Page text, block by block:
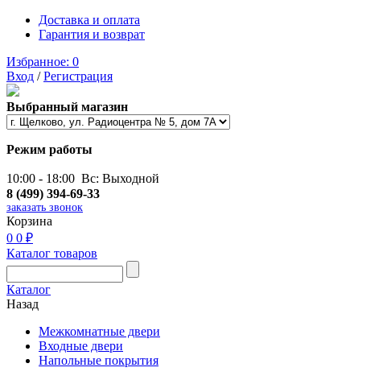
Доставка и оплата
Гарантия и возврат
Избранное: 0
Вход /Регистрация
Выбранный магазин
Режим работы
10:00 - 18:00 Вс: Выходной
8 (499) 394-69-33
заказать звонок
Корзина
0 0 ₽
Каталог товаров
Каталог
Назад
Межкомнатные двери
Входные двери
Напольные покрытия